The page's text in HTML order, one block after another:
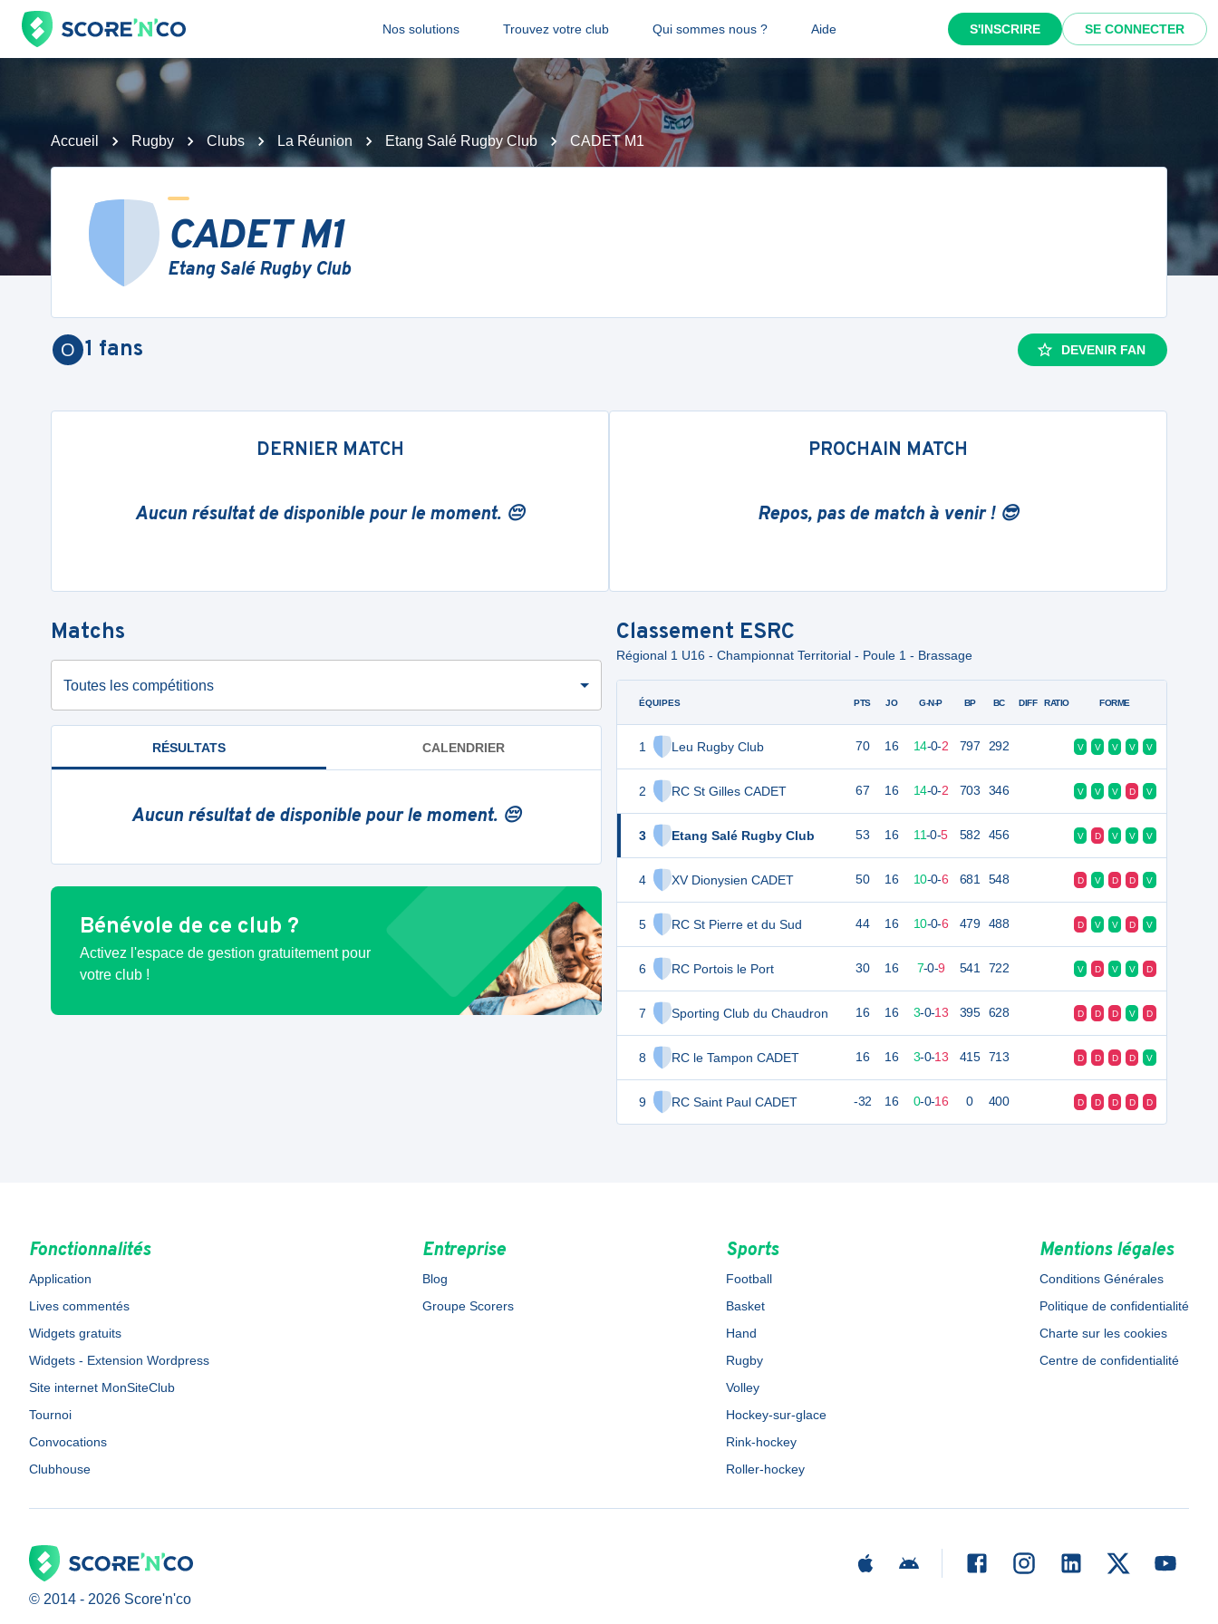
Nos solutions Trouvez votre club Qui sommes nous ? Aide S'INSCRIRE SE CONNECTER
Accueil Rugby Clubs La Réunion Etang Salé Rugby Club CADET M1
CADET M1
Etang Salé Rugby Club
O 1 fans DEVENIR FAN
DERNIER MATCH
Aucun résultat de disponible pour le moment. 😔
PROCHAIN MATCH
Repos, pas de match à venir ! 😎
Matchs
Toutes les compétitions
RÉSULTATS CALENDRIER
Aucun résultat de disponible pour le moment. 😔
Bénévole de ce club ?
Activez l'espace de gestion gratuitement pour
votre club !
Classement ESRC
Régional 1 U16 - Championnat Territorial - Poule 1 - Brassage
ÉQUIPES
1 Leu Rugby Club
2 RC St Gilles CADET
3 Etang Salé Rugby Club
4 XV Dionysien CADET
5 RC St Pierre et du Sud
6 RC Portois le Port
7 Sporting Club du Chaudron
8 RC le Tampon CADET
9 RC Saint Paul CADET
PTS JO G-N-P BP BC DIFF RATIO FORME
70 16 14-0-2 797 292 V V V V V
67 16 14-0-2 703 346 V V V D V
53 16 11-0-5 582 456 V D V V V
50 16 10-0-6 681 548 D V D D V
44 16 10-0-6 479 488 D V V D V
30 16 7-0-9 541 722 V D V V D
16 16 3-0-13 395 628 D D D V D
16 16 3-0-13 415 713 D D D D V
-32 16 0-0-16 0 400 D D D D D
Fonctionnalités
Application
Lives commentés
Widgets gratuits
Widgets - Extension Wordpress
Site internet MonSiteClub
Tournoi
Convocations
Clubhouse
Entreprise
Blog
Groupe Scorers
Sports
Football
Basket
Hand
Rugby
Volley
Hockey-sur-glace
Rink-hockey
Roller-hockey
Mentions légales
Conditions Générales
Politique de confidentialité
Charte sur les cookies
Centre de confidentialité
© 2014 - 2026 Score'n'co